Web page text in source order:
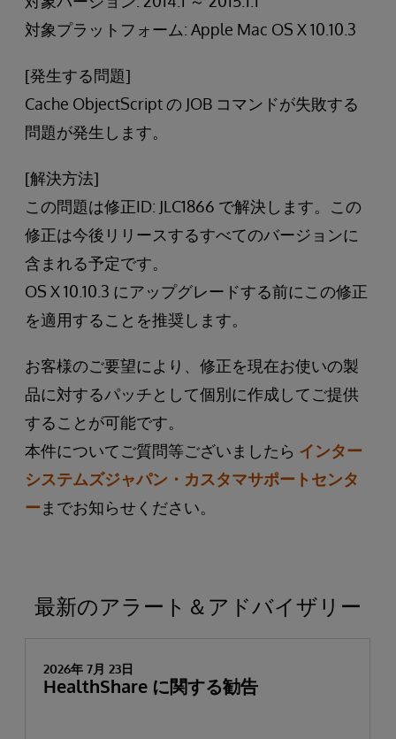
対象プラットフォーム: Apple Mac OS X 10.10.3
[発生する問題]
Cache ObjectScript の JOB コマンドが失敗する
問題が発生します。
[解決方法]
この問題は修正ID: JLC1866 で解決します。この
修正は今後リリースするすべてのバージョンに
含まれる予定です。
OS X 10.10.3 にアップグレードする前にこの修正
を適用することを推奨します。
お客様のご要望により、修正を現在お使いの製
品に対するパッチとして個別に作成してご提供
することが可能です。
本件についてご質問等ございましたら インター
システムズジャパン・カスタマサポートセンタ
ー までお知らせください。
最新のアラート＆アドバイザリー
2026年 7月 23日
HealthShare に関する勧告